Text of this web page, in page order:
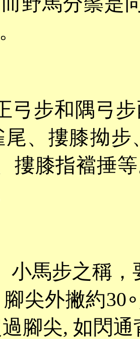
弓步和隅弓
尾、摟膝拗
摟膝指襠捶
小馬步之稱
腳尖外撇約
腳尖, 如閃